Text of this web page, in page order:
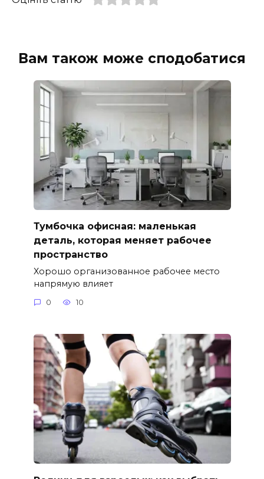
Вам також може сподобатися
Тумбочка офисная: маленькая
деталь, которая меняет рабочее
пространство
Хорошо организованное рабочее место
напрямую влияет
0 10